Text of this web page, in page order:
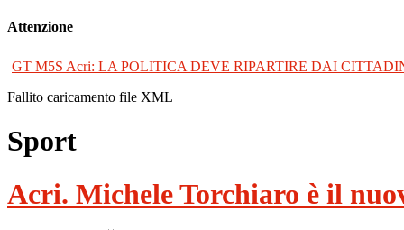
GT M5S Acri: LA POLITICA DEVE RIPARTIRE DAI
Attenzione
Fallito caricamento file XML
Sport
Acri. Michele Torchiaro è il